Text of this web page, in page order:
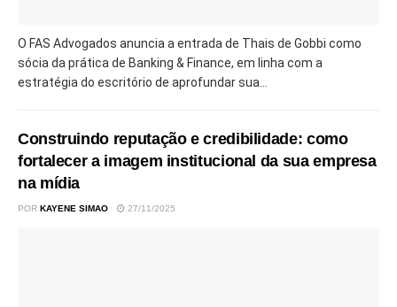
O FAS Advogados anuncia a entrada de Thais de Gobbi como
sócia da prática de Banking & Finance, em linha com a
estratégia do escritório de aprofundar sua...
Construindo reputação e credibilidade: como
fortalecer a imagem institucional da sua empresa
na mídia
POR KAYENE SIMAO 27/11/2025